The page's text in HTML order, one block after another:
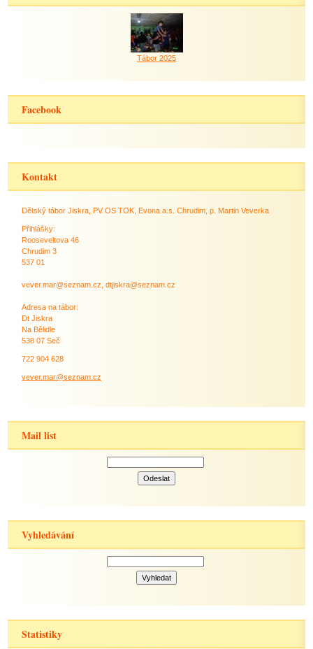
Tábor 2025
Facebook
Kontakt
Dětský tábor Jiskra, PV OS TOK, Evona a.s. Chrudim, p. Martin Veverka
Přihlášky:
Rooseveltova 46
Chrudim 3
537 01
vever.mar@seznam.cz, dtjiskra@seznam.cz
Adresa na tábor:
Dt Jiskra
Na Bělidle
538 07 Seč
722 904 628
vever.mar@seznam.cz
Mail list
Vyhledávání
Statistiky